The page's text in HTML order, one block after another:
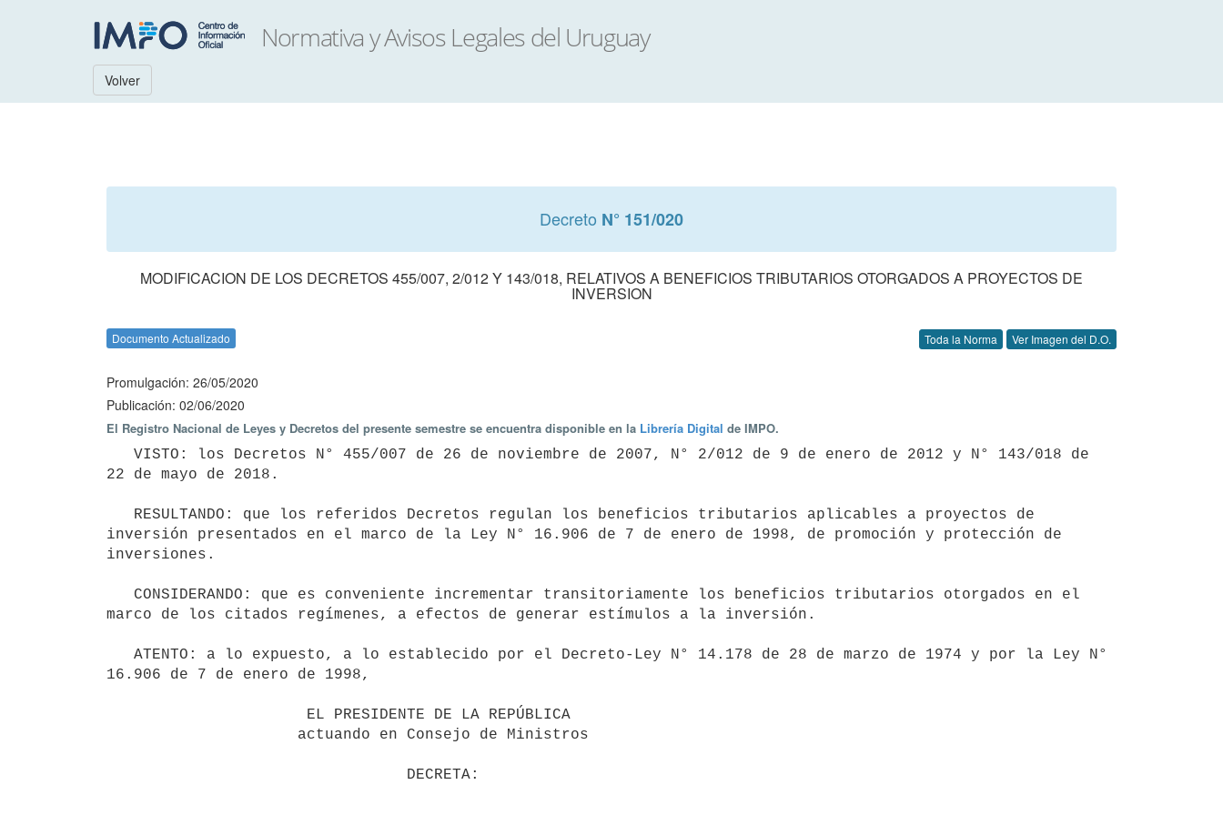
Volver
Decreto N° 151/020
MODIFICACION DE LOS DECRETOS 455/007, 2/012 Y 143/018, RELATIVOS A BENEFICIOS TRIBUTARIOS OTORGADOS A PROYECTOS DE
INVERSION
Documento Actualizado Toda la Norma Ver Imagen del D.O.
Promulgación: 26/05/2020
Publicación: 02/06/2020
El Registro Nacional de Leyes y Decretos del presente semestre se encuentra disponible en la Librería Digital de IMPO.
22 de mayo de 2018.
inversión presentados en el marco de la Ley N° 16.906 de 7 de enero de 1998, de promoción y protección de
inversiones.
marco de los citados regímenes, a efectos de generar estímulos a la inversión.
16.906 de 7 de enero de 1998,